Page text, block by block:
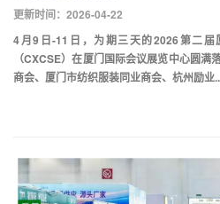
更新时间：2026-04-22
4月9日-11日，为期三天的2026第二
（CXCSE）在厦门国际会议展览中心圆
商会、厦门市纺织服装同业商会、杭州励业